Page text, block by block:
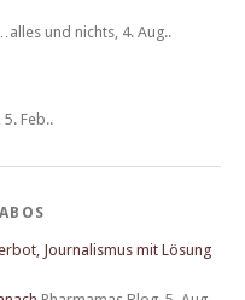
und nichts 4. Aug..
5. Feb..
Journalismus mit Lösung